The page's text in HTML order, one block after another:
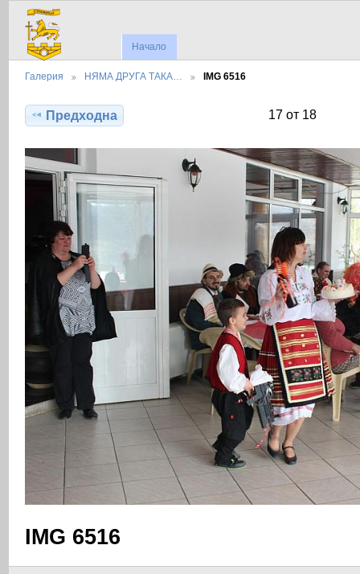
Начало
Галерия НЯМА ДРУГА ТАКА… IMG 6516
Предходна 17 от 18
IMG 6516